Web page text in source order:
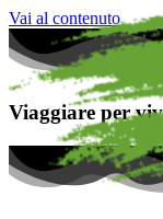
Vai al contenuto
Viaggiare per